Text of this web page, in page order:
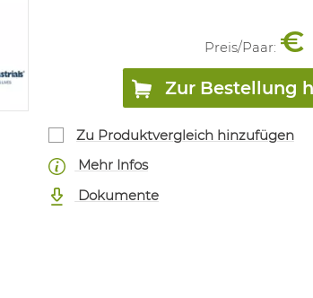
Preis/Paar: €
Zur Bestellung
Zu Produktvergleich hinzufügen
Mehr Infos
Dokumente